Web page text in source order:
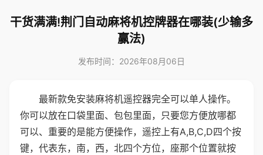
干货满满!荆门自动麻将机控牌器在哪装(少输多
赢法)
发布时间：2026年08月06日
最新款免安装麻将机遥控器完全可以单人操作。
你可以放在口袋里面、包包里面，只要您方便放哪都
可以、重要的是能方便操作，遥控上有A,B,C,D四个按
键，代表东，南，西，北四个方位，座那个位置就按